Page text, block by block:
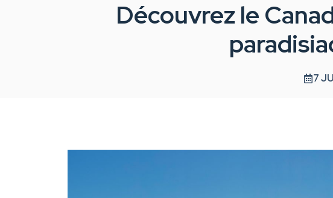
Découvrez le
7